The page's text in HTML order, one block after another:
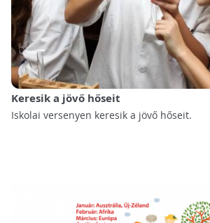
Keresik a jövő hőseit
Iskolai versenyen keresik a jövő hőseit.